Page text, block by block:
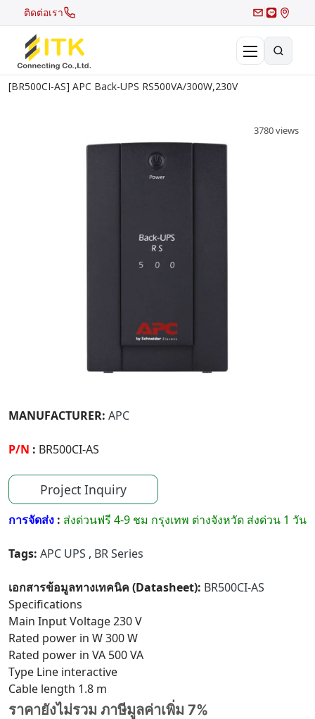
ติดต่อเรา
[BR500CI-AS] APC Back-UPS RS500VA/300W,230V
3780 views
MANUFACTURER: APC
P/N : BR500CI-AS
Project Inquiry
การจัดส่ง : ส่งด่วนฟรี 4-9 ชม กรุงเทพ ต่างจังหวัด ส่งด่วน 1 วัน
Tags: APC UPS , BR Series
เอกสารข้อมูลทางเทคนิค (Datasheet): BR500CI-AS
Specifications
Main Input Voltage 230 V
Rated power in W 300 W
Rated power in VA 500 VA
Type Line interactive
Cable length 1.8 m
ราคายังไม่รวม ภาษีมูลค่าเพิ่ม 7%